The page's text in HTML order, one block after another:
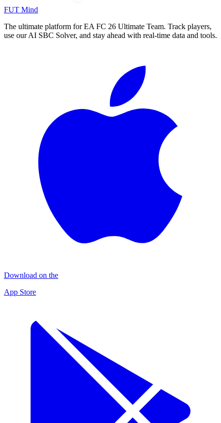
FUT Mind
The ultimate platform for EA FC 26 Ultimate Team. Track players,
use our AI SBC Solver, and stay ahead with real-time data and tools.
Download on the
App Store